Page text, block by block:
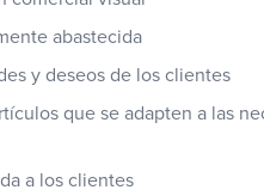
abastecida
y deseos de los clientes
que se adapten a las
a los clientes